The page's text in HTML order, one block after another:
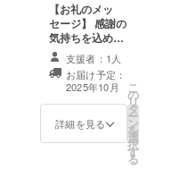
【お礼のメッ
セージ】 感謝の
気持ちを込め
て、選手たちか
ら動画にてお礼
のメッセージと
大会結果をお送
りします。 ・収
録時間：1分程度
支援者：1人
お届け予定：
2025年10月
詳細を見る
こ
の
リ
タ
ー
ン
を
選
択
す
る